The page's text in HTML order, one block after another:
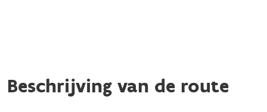
Beschrijving van de route